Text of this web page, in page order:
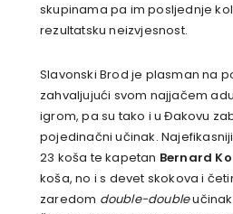
skupinama pa im posljednje
rezultatsku neizvjesnost.
Slavonski Brod je plasman na
zahvaljujući svom najjačem
igrom, pa su tako i u Đakovu
pojedinačni učinak.
23 koša te kapetan Bernard
koša, no i s devet skokova i
zaredom double-double